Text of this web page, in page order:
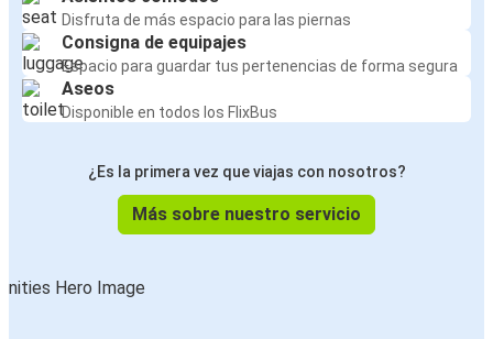
Disfruta de más espacio para las piernas
Consigna de equipajes
Espacio para guardar tus pertenencias de forma segura
Aseos
Disponible en todos los FlixBus
¿Es la primera vez que viajas con nosotros?
Más sobre nuestro servicio